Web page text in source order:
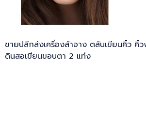
ขายปลีกส่งเครื่องสำอาง ตลับเขียนคิ้ว คิ้
ดินสอเขียนขอบตา 2 แท่ง